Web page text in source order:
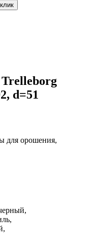
d=51
для орошения,